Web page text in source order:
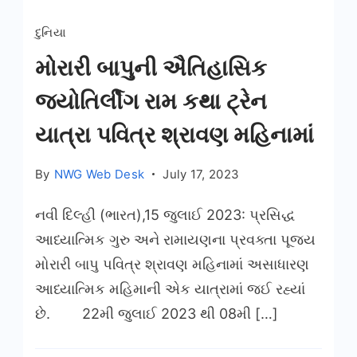
દુનિયા
મોરારી બાપુની ઐતિહાસિક
જ્યોતિર્લીંગ રામ કથા ટ્રેન
યાત્રા પવિત્ર શ્રાવણ મહિનામાં
By NWG Web Desk July 17, 2023
નવી દિલ્હી (ભારત),15 જુલાઈ 2023: પ્રસિદ્ધ
આધ્યાત્મિક ગુરુ અને રામાયણના પ્રવક્તા પૂજ્ય
મોરારી બાપુ પવિત્ર શ્રાવણ મહિનામાં અસાધારણ
આધ્યાત્મિક મહિમાની એક યાત્રામાં જઈ રહ્યાં
છે. 22મી જુલાઈ 2023 થી 08મી […]